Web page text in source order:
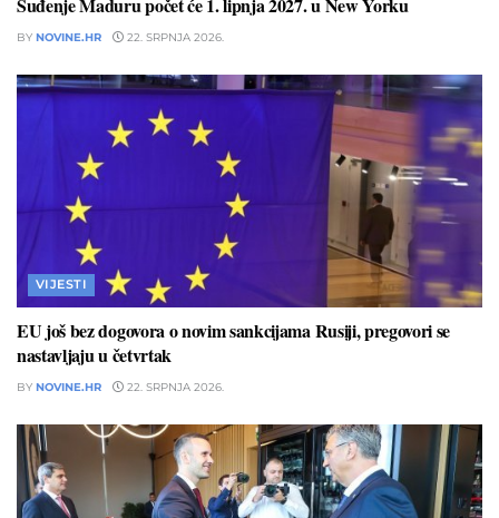
BY NOVINE.HR 22. SRPNJA 2026.
VIJESTI
EU još bez dogovora o novim sankcijama Rusiji, pregovori se
nastavljaju u četvrtak
BY NOVINE.HR 22. SRPNJA 2026.